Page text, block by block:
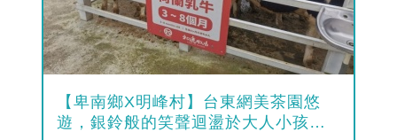
【卑南鄉X明峰村】台東網美茶園悠
遊，銀鈴般的笑聲迴盪於大人小孩